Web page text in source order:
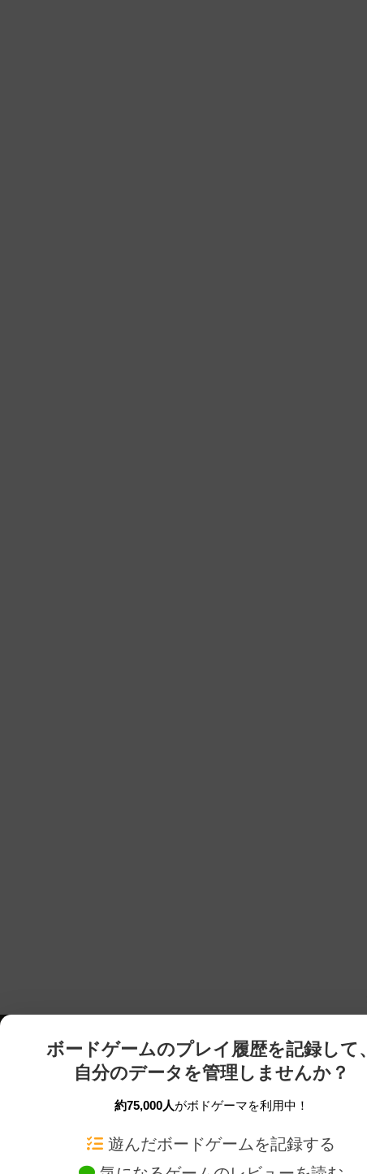
ボードゲームのプレイ履歴を記録して、
自分のデータを管理しませんか？
約75,000人がボドゲーマを利用中！
遊んだボードゲームを記録する